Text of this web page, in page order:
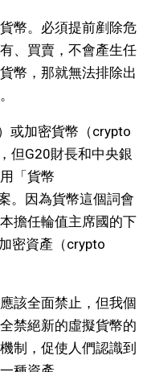
幣。必須提前剷除危
、買賣，不會產生任
幣，那就無法排除出
或加密貨幣（crypto
但G20財長和中央銀
「貨幣
。因為貨幣這個詞會
擔任輪值主席國的下
密資產（crypto
該全面禁止，但我個
禁絕新的虛擬貨幣的
制，促使人們認識到